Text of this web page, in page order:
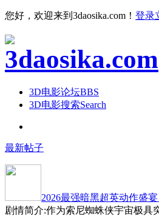
您好，欢迎来到3daosika.com！ 登录
3D电影论坛BBS
3D电影搜索Search
最新帖子
2026最强暗黑超英动作盛
剧情简介:作为索尼蜘蛛侠宇宙极具